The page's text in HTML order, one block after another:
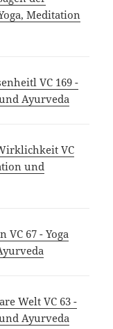
Meditation
VC 169 -
Ayurveda
VC
und
VC 67 - Yoga
Welt VC 63 -
Ayurveda